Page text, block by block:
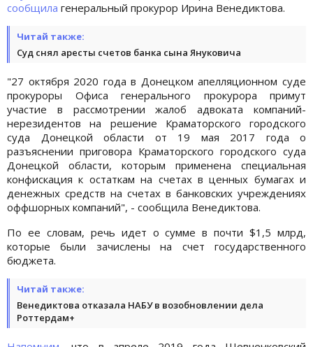
сообщила генеральный прокурор Ирина Венедиктова.
Читай также:
Суд снял аресты счетов банка сына Януковича
"27 октября 2020 года в Донецком апелляционном суде
прокуроры Офиса генерального прокурора примут
участие в рассмотрении жалоб адвоката компаний-
нерезидентов на решение Краматорского городского
суда Донецкой области от 19 мая 2017 года о
разъяснении приговора Краматорского городского суда
Донецкой области, которым применена специальная
конфискация к остаткам на счетах в ценных бумагах и
денежных средств на счетах в банковских учреждениях
оффшорных компаний", - сообщила Венедиктова.
По ее словам, речь идет о сумме в почти $1,5 млрд,
которые были зачислены на счет государственного
бюджета.
Читай также:
Венедиктова отказала НАБУ в возобновлении дела
Роттердам+